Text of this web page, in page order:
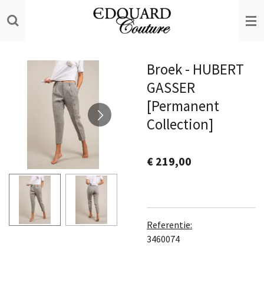
direct
hoofdinhoud
Broek - HUBERT
GASSER
[Permanent
Collection]
€ 219,00
Referentie:
3460074